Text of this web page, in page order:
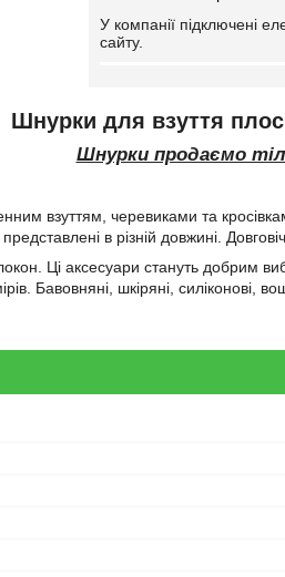
У компанії підключені
сайту.
Шнурки для взуття
Шнурки продаємо
взуттям, черевиками та
представлені в різній довжині.
Ці аксесуари стануть добрим
Бавовняні, шкіряні, силіконові,